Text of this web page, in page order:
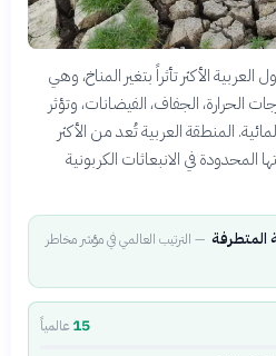
الأكثر تأثراً بتغير المناخ، وهي
الحرارة، الجفاف، الفيضانات، وتؤثر
المنطقة العربية تُعد من الأكثر
في الانبعاثات الكربونية
المتطرفة — الترتيب العالمي في مؤشر مخاطر
15عالمياً